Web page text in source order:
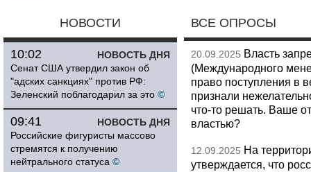
НОВОСТИ
НОВОСТЬ ДНЯ
10:02
Сенат США утвердил закон об
"адских санкциях" против РФ:
Зеленский поблагодарил за это ©
НОВОСТЬ ДНЯ
09:41
Российские фигуристы массово
стремятся к получению
нейтрального статуса ©
ВСЕ ОПРОСЫ
20.09.2025 Власть
(Международного
право поступления в
признали
что-то решать. Ваше
властью?
12.09.2025 На
утверждается, что